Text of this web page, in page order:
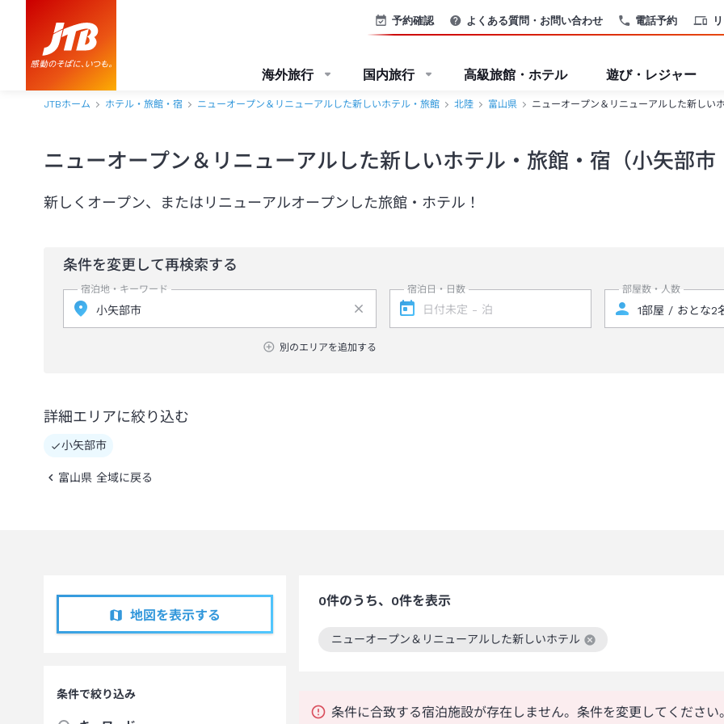
電話予約
予約確認 よくある質問・お問い合わせ
海外旅行 国内旅行 高級旅館・ホテル 遊び・レジャー
JTBホーム ホテル・旅館・宿 ニューオープン＆リニューアルした新しいホテル・旅館 北陸 富山県 ニューオープン＆リニューアルした新しい
ニューオープン＆リニューアルした新しいホテル・旅館・宿（小矢部市
新しくオープン、またはリニューアルオープンした旅館・ホテル！
条件を変更して再検索する
宿泊地・キーワード
別のエリアを追加する
宿泊日・日数 部屋数・人数
詳細エリアに絞り込む
小矢部市
富山県 全域に戻る
地図を表示する
条件で絞り込み
0件のうち、0件を表示
ニューオープン＆リニューアルした新しいホテル
この絞り込み条件を解除
条件に合致する宿泊施設が存在しません。条件を変更してください